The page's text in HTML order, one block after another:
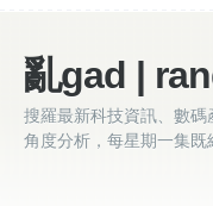
亂gad |
搜羅最新科技資訊、數
角度分析，每星期一集既